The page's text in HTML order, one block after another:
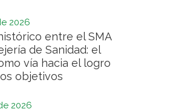
2026
entre el SMA
de Sanidad: el
vía hacia el logro
objetivos
2026